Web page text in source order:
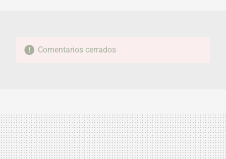
Comentarios cerrados